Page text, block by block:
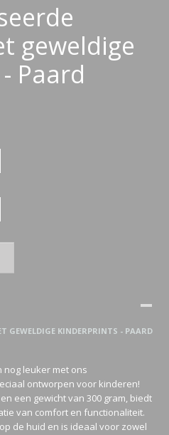
geweldige
Paard
GEWELDIGE KINDERPRINTS - PAARD
leuker met ons
ontworpen voor kinderen!
een gewicht van 300 gram, biedt
van comfort en functionaliteit.
de huid en is ideaal voor zowel